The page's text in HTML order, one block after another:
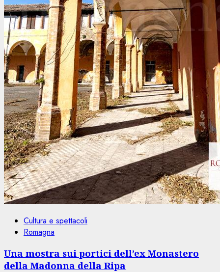
Cultura e spettacoli
Romagna
Una mostra sui portici dell’ex Monastero
della Madonna della Ripa